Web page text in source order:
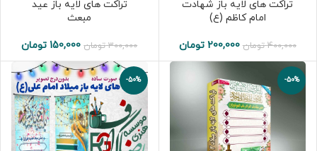
تراکت های لایه باز شهادت
امام کاظم (ع)
400,000 تومان 200,000 تومان
تراکت های لایه باز عید
مبعث
300,000 تومان 150,000 تومان
-50%
-50%